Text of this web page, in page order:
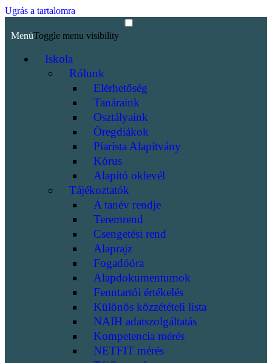
Ugrás a tartalomra
MenüToggle menu visibility
Iskola
Rólunk
Elérhetőség
Tanáraink
Osztályaink
Öregdiákok
Piarista Alapítvány
Kórus
Alapító oklevél
Tájékoztatók
A tanév rendje
Teremrend
Csengetési rend
Alaprajz
Fogadóóra
Alapdokumentumok
Fenntartói értékelés
Különös közzétételi lista
NAIH adatszolgáltatás
Kompetencia mérés
NETFIT mérés